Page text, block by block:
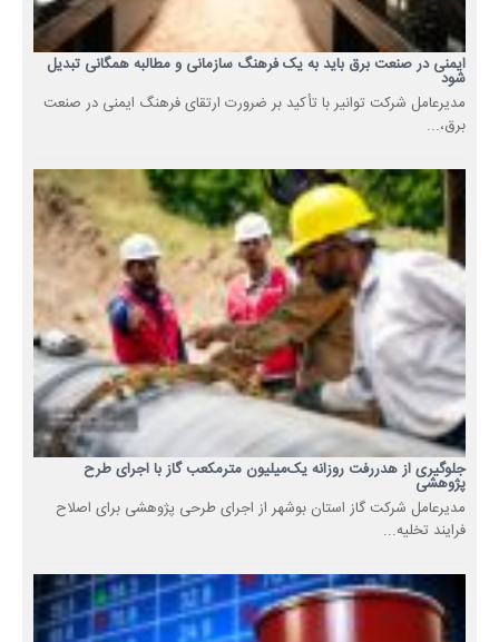
ایمنی در صنعت برق باید به یک فرهنگ سازمانی و مطالبه همگانی تبدیل
شود
مدیرعامل شرکت توانیر با تأکید بر ضرورت ارتقای فرهنگ ایمنی در صنعت
برق،...
جلوگیری از هدررفت روزانه یک‌میلیون مترمکعب گاز با اجرای طرح
پژوهشی
مدیرعامل شرکت گاز استان بوشهر از اجرای طرحی پژوهشی برای اصلاح
فرایند تخلیه...